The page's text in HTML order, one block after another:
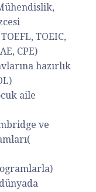
TOEIC,
CPE)
hazırlık
aile
ve